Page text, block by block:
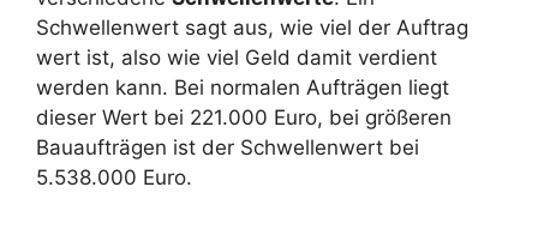
Schwellenwert sagt aus, wie viel der Auftrag
wert ist, also wie viel Geld damit verdient
werden kann. Bei normalen Aufträgen liegt
dieser Wert bei 221.000 Euro, bei größeren
Bauaufträgen ist der Schwellenwert bei
5.538.000 Euro.